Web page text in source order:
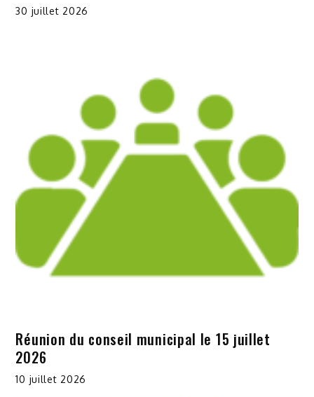
30 juillet 2026
Réunion du conseil municipal le 15 juillet
2026
10 juillet 2026